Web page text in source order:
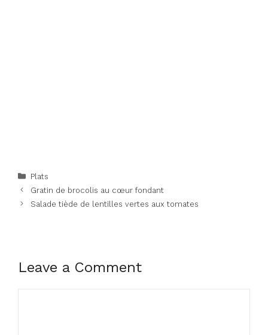
Categories
Plats
Gratin de brocolis au cœur fondant
Salade tiède de lentilles vertes aux tomates
Leave a Comment